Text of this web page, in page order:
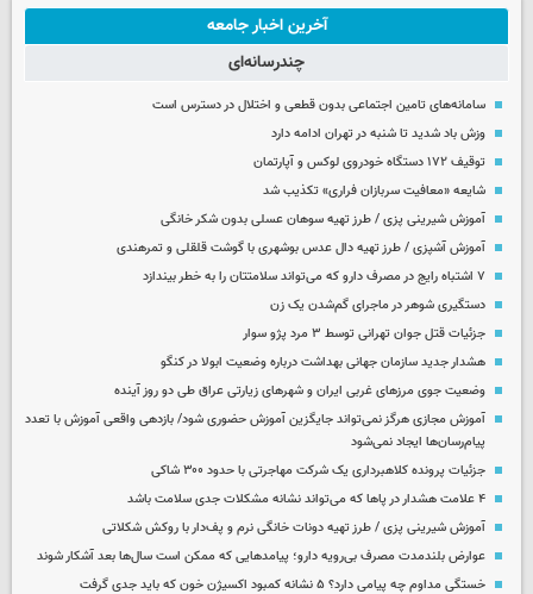
آخرین اخبار جامعه
چندرسانه‌ای
سامانه‌های تامین اجتماعی بدون قطعی و اختلال در دسترس است
وزش باد شدید تا شنبه در تهران ادامه دارد
توقیف ۱۷۲ دستگاه خودروی لوکس و آپارتمان
شایعه «معافیت سربازان فراری» تکذیب شد
آموزش شیرینی پزی / طرز تهیه سوهان عسلی بدون شکر خانگی
آموزش آشپزی / طرز تهیه دال عدس بوشهری با گوشت قلقلی و تمرهندی
۷ اشتباه رایج در مصرف دارو که می‌تواند سلامتتان را به خطر بیندازد
دستگیری شوهر در ماجرای گم‌شدن یک زن
جزئیات قتل جوان تهرانی توسط ۳ مرد پژو سوار
هشدار جدید سازمان جهانی بهداشت درباره وضعیت ابولا در کنگو
وضعیت جوی مرزهای غربی ایران و شهرهای زیارتی عراق طی دو روز آینده
آموزش مجازی هرگز نمی‌تواند جایگزین آموزش حضوری شود/ بازدهی واقعی آموزش با تعدد
پیام‌رسان‌ها ایجاد نمی‌شود
جزئیات پرونده کلاهبرداری یک شرکت مهاجرتی با حدود ۳۰۰ شاکی
۴ علامت هشدار در پاها که می‌تواند نشانه مشکلات جدی سلامت باشد
آموزش شیرینی پزی / طرز تهیه دونات خانگی نرم و پف‌دار با روکش شکلاتی
عوارض بلندمدت مصرف بی‌رویه دارو؛ پیامدهایی که ممکن است سال‌ها بعد آشکار شوند
خستگی مداوم چه پیامی دارد؟ ۵ نشانه کمبود اکسیژن خون که باید جدی گرفت